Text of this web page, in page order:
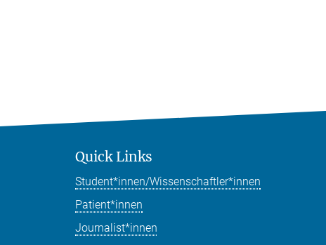
Quick Links
Student*innen/Wissenschaftler*innen
Patient*innen
Journalist*innen